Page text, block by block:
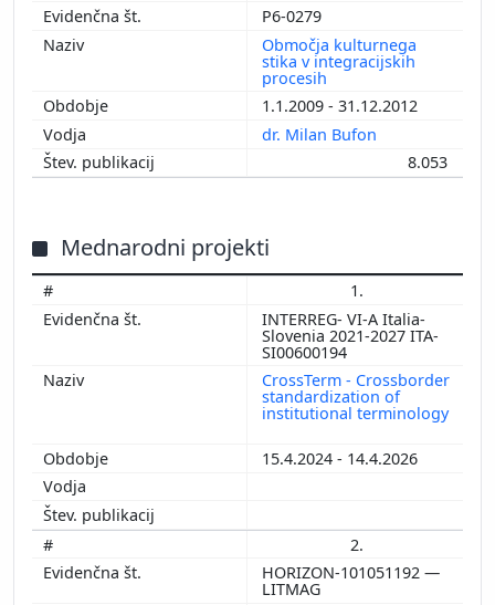
P6-0279
Območja kulturnega
stika v integracijskih
procesih
1.1.2009 - 31.12.2012
dr. Milan Bufon
8.053
Mednarodni projekti
1.
INTERREG- VI-A Italia-
Slovenia 2021-2027 ITA-
SI00600194
CrossTerm - Crossborder
standardization of
institutional terminology
15.4.2024 - 14.4.2026
2.
HORIZON-101051192 —
LITMAG